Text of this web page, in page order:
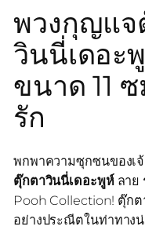
พวงกุญแจ
วินนี่เดอะ
ขนาด 11
รัก
พกพาความซุกซนของเ
ตุ๊กตาวินนี่เดอะพูห์ลาย
Pooh Collection! ตุ๊ก
อย่างประณีตในท่าทาง